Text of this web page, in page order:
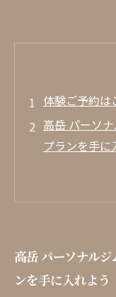
体験ご予約は
高岳 パーソ
プランを手に
初心者から
トレーニング
ルサポートの
高岳 パーソナル
ンを手に入れよう